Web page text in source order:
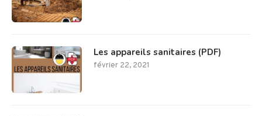
Les appareils sanitaires (PDF)
février 22, 2021